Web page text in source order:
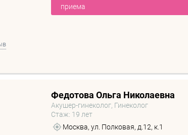
приема
Федотова Ольга Николаевна
Акушер-гинеколог, Гинеколог
Стаж: 19 лет
Москва, ул. Полковая, д.12, к.1